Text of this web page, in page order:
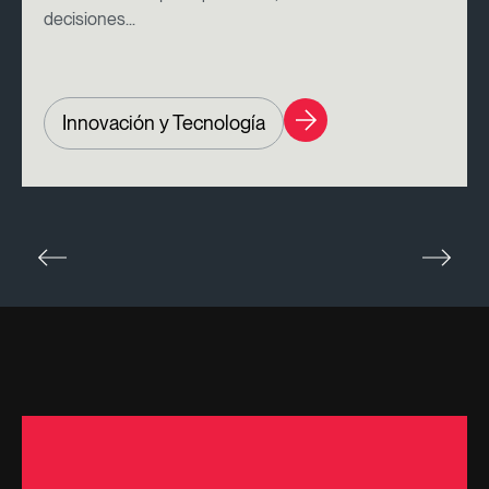
decisiones...
Innovación y Tecnología